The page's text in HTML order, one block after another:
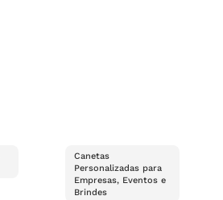
Canetas
Personalizadas para
Empresas, Eventos e
Brindes